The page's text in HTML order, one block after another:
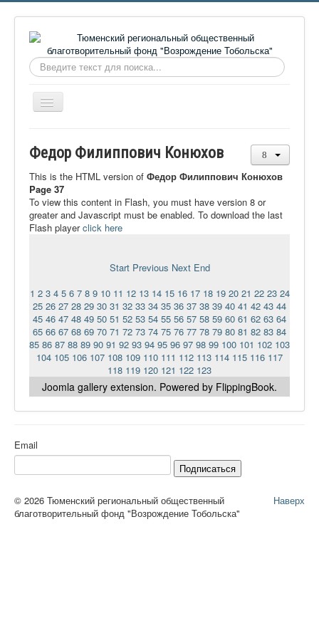
Искать...
Включить/
выключить
О фонде
Онлайн библиотека
Видеоматериалы
Контакты
Федор Филиппович Конюхов
This is the HTML version of Федор Филиппович Конюхов
Page 37
To view this content in Flash, you must have version 8 or
greater and Javascript must be enabled. To download the last
Flash playerclick here
Start Previous Next End
1 2 3 4 5 6 7 8 9 10 11 12 13 14 15 16 17 18 19 20 21 22 23 24
25 26 27 28 29 30 31 32 33 34 35 36 37 38 39 40 41 42 43 44
45 46 47 48 49 50 51 52 53 54 55 56 57 58 59 60 61 62 63 64
65 66 67 68 69 70 71 72 73 74 75 76 77 78 79 80 81 82 83 84
85 86 87 88 89 90 91 92 93 94 95 96 97 98 99 100 101 102 103
104 105 106 107 108 109 110 111 112 113 114 115 116 117
118 119 120 121 122 123
Joomla gallery extension. Powered by FlippingBook.
Email
Подписаться
Наверх
© 2026 Тюменский региональный общественный
благотворительный фонд "Возрождение Тобольска"